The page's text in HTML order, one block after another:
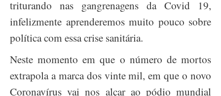
triturando nas gangrenagens da Covid 19,
infelizmente aprenderemos muito pouco sobre
política com essa crise sanitária.
Neste momento em que o número de mortos
extrapola a marca dos vinte mil, em que o novo
Coronavírus vai nos alçar ao pódio mundial